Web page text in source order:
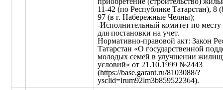
11-42 (по Республике Татарстан), 8
97 (в г. Набережные Челны);
-Исполнительный комитет по месту
для постановки на учет.
Нормативно-правовой акт: Закон
Татарстан «О государственной
молодых семей в улучшении
условий» от 21.10.1999 №2443
(https://base.garant.ru/8103088/?
ysclid=lrum92lm3b859522364).